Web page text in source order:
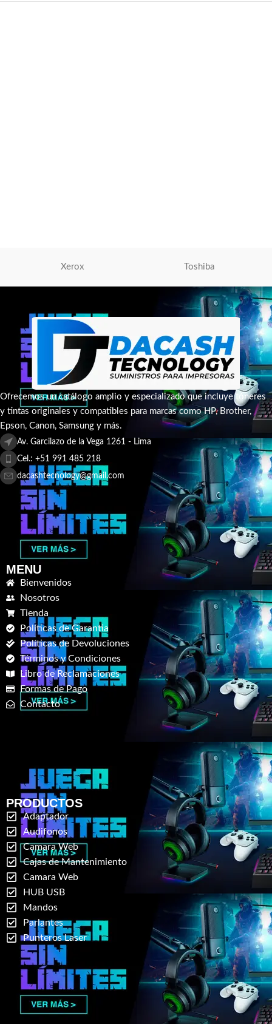
Xerox Toshiba
Ofrecemos un catálogo amplio y especializado que incluye tóneres
y tintas originales y compatibles para marcas como HP, Brother,
Epson, Canon, Samsung y más.
Av. Garcilazo de la Vega 1261 - Lima
Cel.: +51 991 485 218
dacashtecnology@gmail.com
MENU
Bienvenidos
Nosotros
Tienda
Políticas de Garantia
Políticas de Devoluciones
Términos y Condiciones
Libro de Reclamaciones
Formas de Pago
Contacto
PRODUCTOS
Adaptador
Audifonos
Camara Web
Cajas de Mantenimiento
Camara Web
HUB USB
Mandos
Parlantes
Punteros Laser